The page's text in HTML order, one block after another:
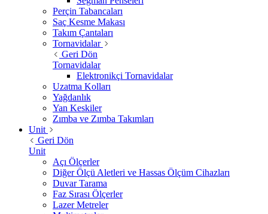
Perçin Tabancaları
Saç Kesme Makası
Takım Çantaları
Tornavidalar
Geri Dön
Tornavidalar
Elektronikçi Tornavidalar
Uzatma Kolları
Yağdanlık
Yan Keskiler
Zımba ve Zımba Takımları
Unit
Geri Dön
Unit
Açı Ölçerler
Diğer Ölçü Aletleri ve Hassas Ölçüm Cihazları
Duvar Tarama
Faz Sırası Ölçerler
Lazer Metreler